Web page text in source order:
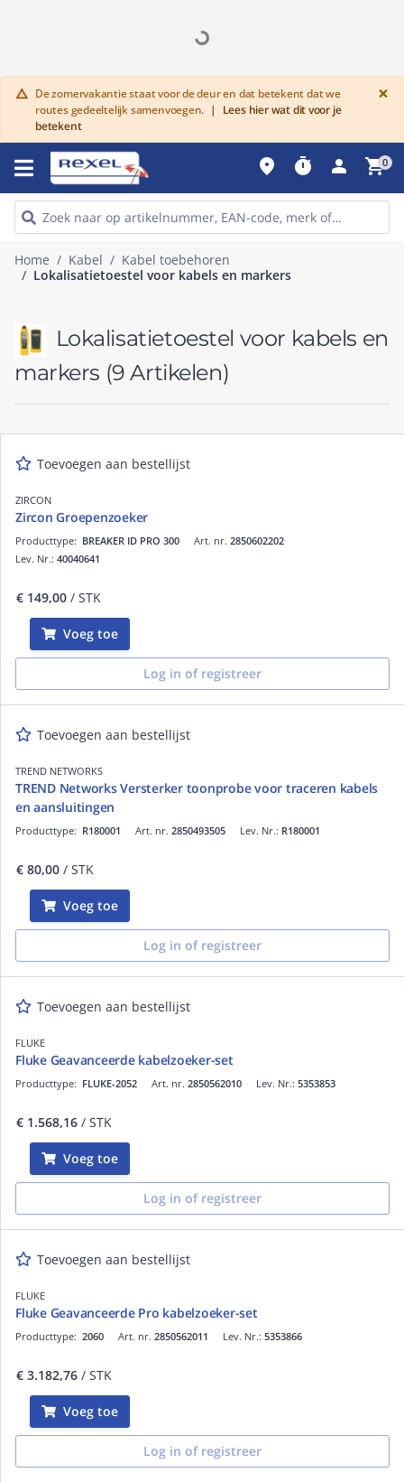
warning De zomervakantie staat voor de deur en dat betekent dat we
routes gedeeltelijk samenvoegen. |
Lees hier wat dit voor je
betekent
×
place timer person shopping_cart0
Home Kabel
Kabel toebehoren
Lokalisatietoestel voor kabels en markers
Lokalisatietoestel voor kabels en
markers (9 Artikelen)
Toevoegen aan bestellijst
ZIRCON
Zircon Groepenzoeker
Art. nr. 2850602202
Producttype: BREAKER ID PRO 300
Lev. Nr.: 40040641
€ 149,00 / STK
Voeg toe
Log in of registreer
Toevoegen aan bestellijst
TREND NETWORKS
TREND Networks Versterker toonprobe voor traceren kabels
en aansluitingen
Art. nr. 2850493505
Producttype: R180001 Lev. Nr.: R180001
€ 80,00 / STK
Voeg toe
Log in of registreer
Toevoegen aan bestellijst
FLUKE
Fluke Geavanceerde kabelzoeker-set
Art. nr. 2850562010
Producttype: FLUKE-2052 Lev. Nr.: 5353853
€ 1.568,16 / STK
Voeg toe
Log in of registreer
Toevoegen aan bestellijst
FLUKE
Fluke Geavanceerde Pro kabelzoeker-set
Art. nr. 2850562011
Producttype: 2060 Lev. Nr.: 5353866
€ 3.182,76 / STK
Voeg toe
Log in of registreer